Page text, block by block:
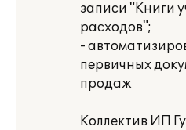
записи "Книги
расходов";
-
первичных
продаж
Коллектив ИП